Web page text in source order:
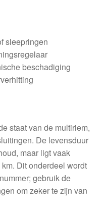
sleepringen
beschadiging
staat van de multiriem,
De levensduur
maar ligt vaak
Dit onderdeel wordt
gebruik de
om zeker te zijn van